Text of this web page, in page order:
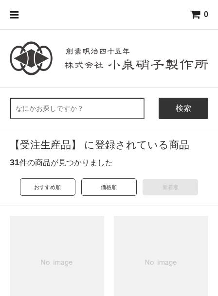
0
検索
【受注生産品】 に登録されている商品
31件の商品が見つかりました
おすすめ順 価格順 新着順